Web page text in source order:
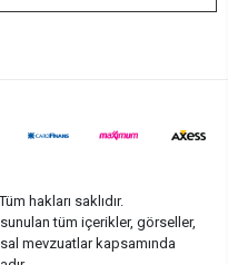
hakları saklıdır.
tüm içerikler, görseller,
mevzuatlar kapsamında